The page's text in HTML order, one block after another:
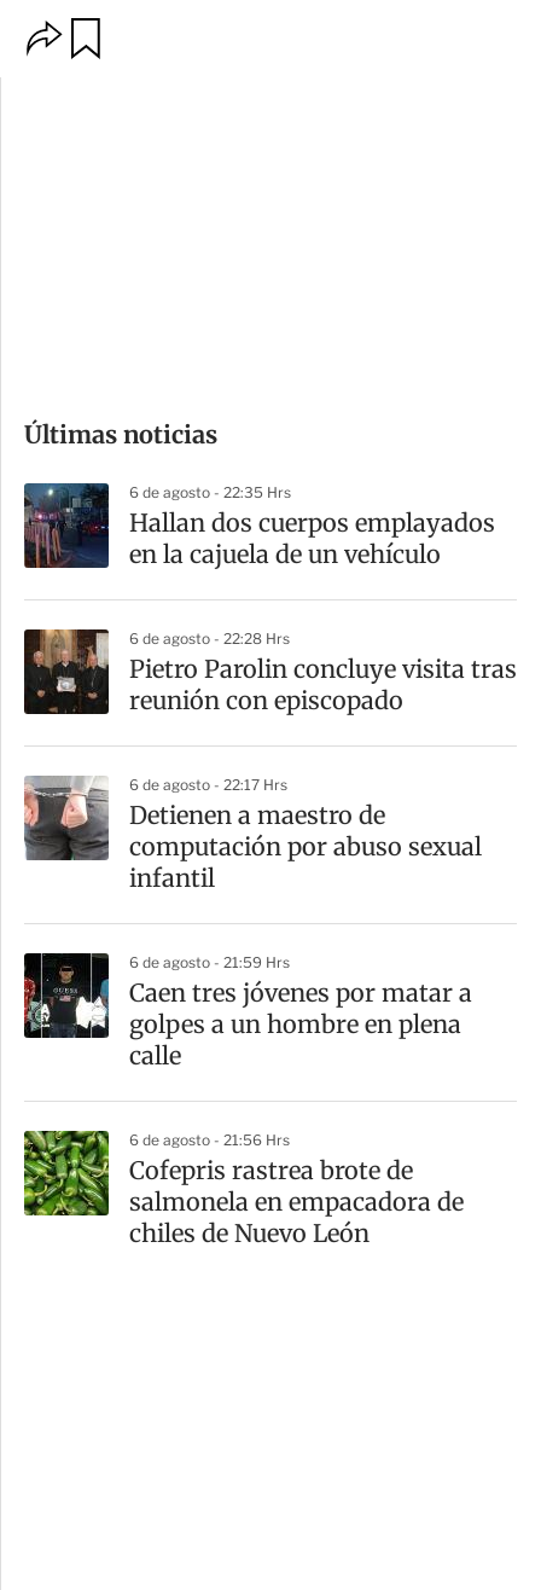
m
a
t
r
Últimas noticias
6 de agosto - 22:35 Hrs
Hallan dos cuerpos emplayados
en la cajuela de un vehículo
6 de agosto - 22:28 Hrs
Pietro Parolin concluye visita tras
reunión con episcopado
6 de agosto - 22:17 Hrs
Detienen a maestro de
computación por abuso sexual
infantil
6 de agosto - 21:59 Hrs
Caen tres jóvenes por matar a
golpes a un hombre en plena
calle
6 de agosto - 21:56 Hrs
Cofepris rastrea brote de
salmonela en empacadora de
chiles de Nuevo León